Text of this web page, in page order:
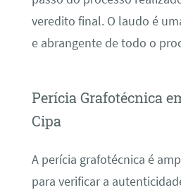
veredito final. O laudo é
e abrangente de todo o
Perícia Grafotécnica
Cipa
A perícia grafotécnica é
para verificar a